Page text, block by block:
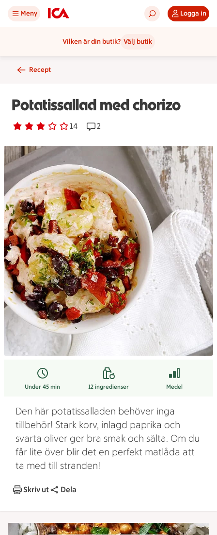
Meny Logga in
Vilken är din butik? Välj butik
Recept
Potatissallad med chorizo
Betyg 3 av 5. 14
14 personer har röstatReceptet har 2 kommentarer
2
Under 45 min 12 ingredienser Medel
Den här potatissalladen behöver inga
tillbehör! Stark korv, inlagd paprika och
svarta oliver ger bra smak och sälta. Om du
får lite över blir det en perfekt matlåda att
ta med till stranden!
Skriv ut Dela